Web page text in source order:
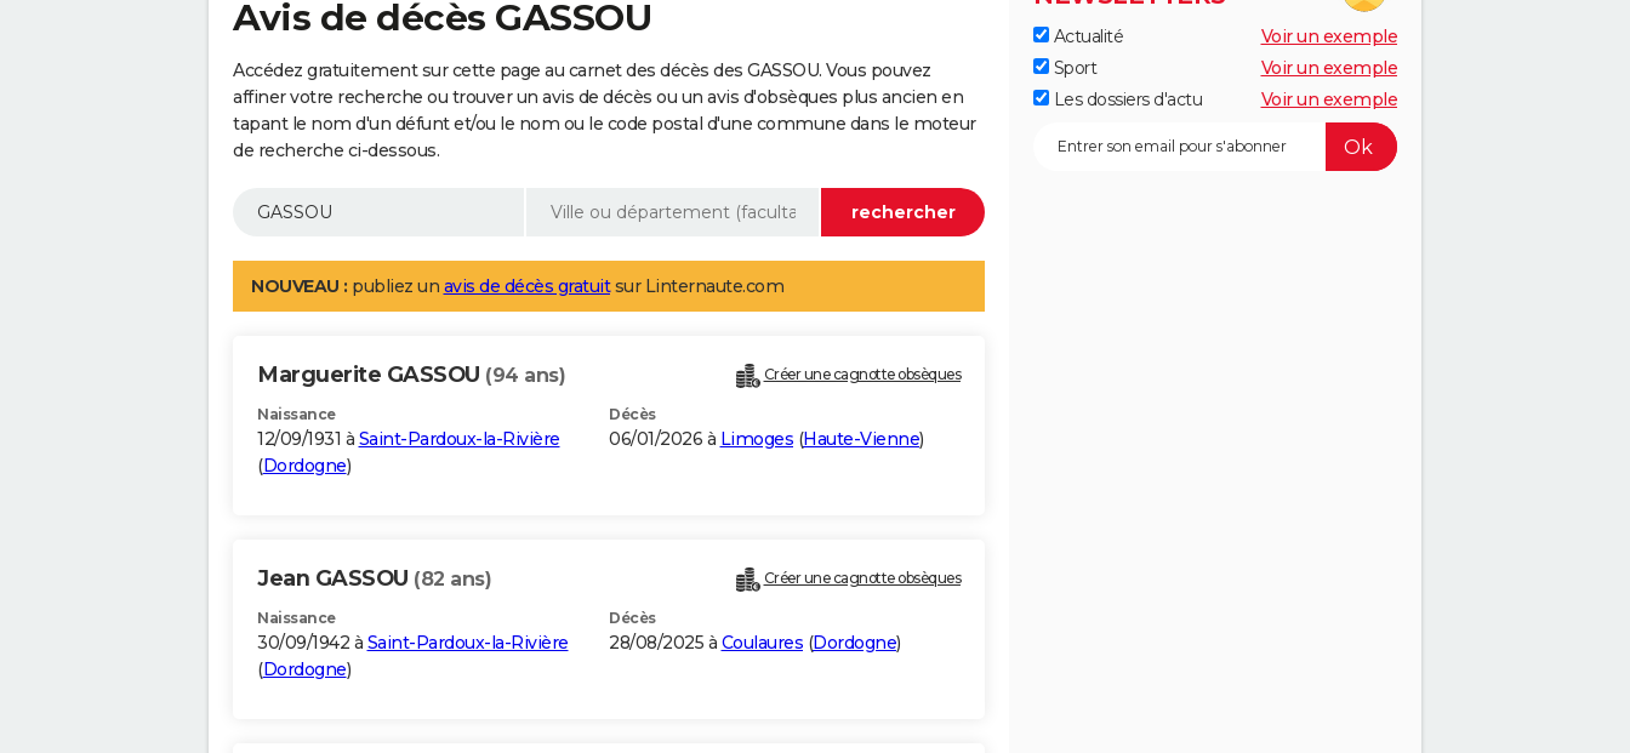
Avis de décès GASSOU
Accédez gratuitement sur cette page au carnet des décès des GASSOU. Vous pouvez
affiner votre recherche ou trouver un avis de décès ou un avis d'obsèques plus ancien en
tapant le nom d'un défunt et/ou le nom ou le code postal d'une commune dans le moteur
de recherche ci-dessous.
NOUVEAU : publiez un avis de décès gratuitsur Linternaute.com
Marguerite GASSOU (94 ans) Créer une cagnotte obsèques
Naissance
12/09/1931 à Saint-Pardoux-la-Rivière
(Dordogne)
Décès
06/01/2026 à Limoges (Haute-Vienne)
Jean GASSOU (82 ans) Créer une cagnotte obsèques
Naissance
30/09/1942 à Saint-Pardoux-la-Rivière
(Dordogne)
Décès
28/08/2025 à Coulaures (Dordogne)
Actualité
Voir un exemple
Sport
Voir un exemple
Les dossiers d'actu
Voir un exemple